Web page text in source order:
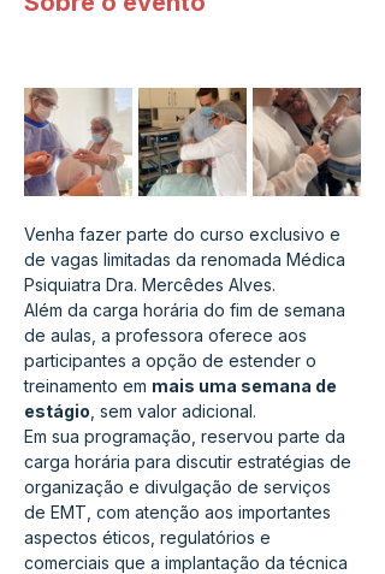
Venha fazer parte do curso exclusivo e
de vagas limitadas da renomada Médica
Psiquiatra Dra. Mercêdes Alves.
Além da carga horária do fim de semana
de aulas, a professora oferece aos
participantes a opção de estender o
treinamento em mais uma semana de
estágio , sem valor adicional.
Em sua programação, reservou parte da
carga horária para discutir estratégias de
organização e divulgação de serviços
de EMT, com atenção aos importantes
aspectos éticos, regulatórios e
comerciais que a implantação da técnica